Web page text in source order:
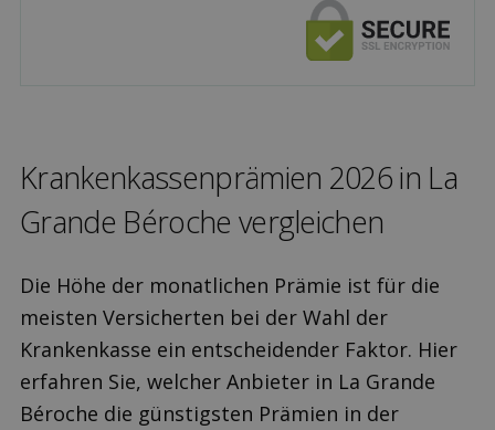
Kranken­kassen­prämien 2026 in La
Grande Béroche ver­gleichen
Die Höhe der monatlichen Prämie ist für die
meisten Versicherten bei der Wahl der
Krankenkasse ein entscheidender Faktor. Hier
erfahren Sie, welcher Anbieter in La Grande
Béroche die günstigsten Prämien in der